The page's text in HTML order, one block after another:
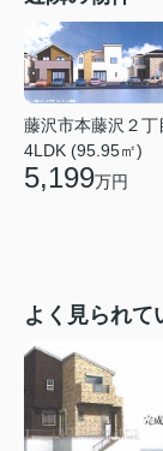
藤沢市本藤沢２丁
4LDK (95.95㎡)
5,199万円
よく見られて